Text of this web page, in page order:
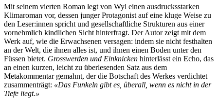
Mit seinem vierten Roman legt von Wyl einen ausdrucksstarken
Klimaroman vor, dessen junger Protagonist auf eine kluge Weise zu
den Leser:innen spricht und gesellschaftliche Strukturen aus einer
vornehmlich kindlichen Sicht hinterfragt. Der Autor zeigt mit dem
Werk auf, wie die Erwachsenen versagen: indem sie nicht festhalten
an der Welt, die ihnen alles ist, und ihnen einen Boden unter den
Füssen bietet. Grosswerden und Einknicken hinterlässt ein Echo, das
an einen kurzen, leicht zu überlesenden Satz aus dem
Metakommentar gemahnt, der die Botschaft des Werkes verdichtet
zusammenträgt: «Das Funkeln gibt es, überall, wenn es nicht in der
Tiefe liegt.»